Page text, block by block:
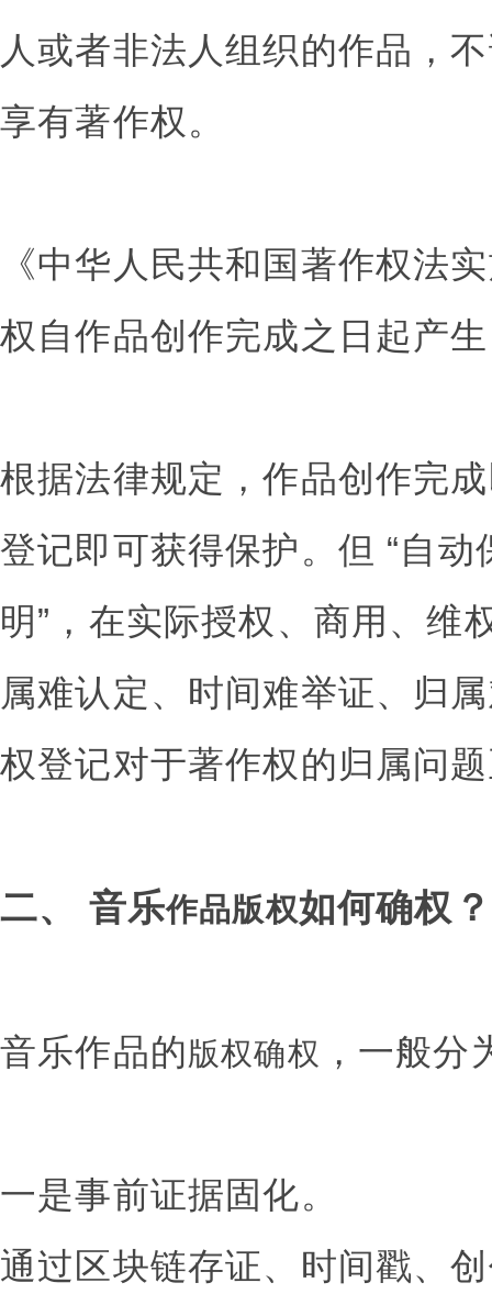
人或者非法人组织的作品，
享有著作权。
《中华人民共和国著作权法
权自作品创作完成之日起产
根据法律规定，作品创作完
登记即可获得保护。但 “自动
明”，在实际授权、商用、维
属难认定、时间难举证、归
权登记对于著作权的归属问
二、 音乐作品版权如何确权？
音乐作品的版权确权 ，一般分
一是事前证据固化。
通过区块链存证、时间戳、